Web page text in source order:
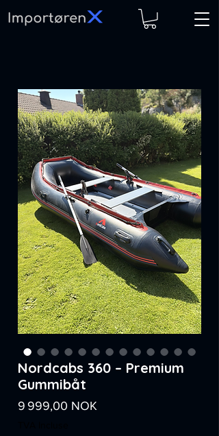
Nordcabs 360 – Premium
Gummibåt
9 999,00 NOK